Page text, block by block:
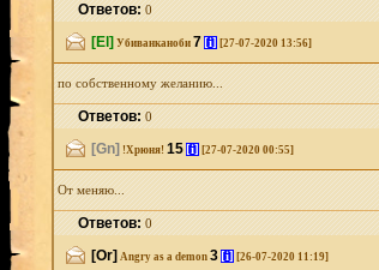
Ответов:0
[El] Убиванканоби 7 [i] [27-07-2020 13:56]
по собственному желанию...
Ответов:0
[Gn] !Хрюня! 15 [i] [27-07-2020 00:55]
От меняю...
Ответов:0
[Or] Angry as a demon 3 [i] [26-07-2020 11:19]